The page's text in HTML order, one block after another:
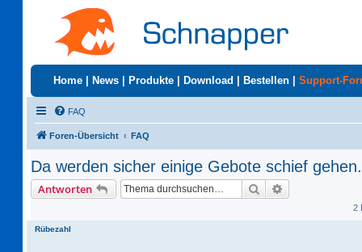
Home News Produkte Download Bestellen Support-
FAQ
Foren-Übersicht FAQ
Da werden sicher einige Gebote schief gehen.
Antworten Suche
2
Rübezahl